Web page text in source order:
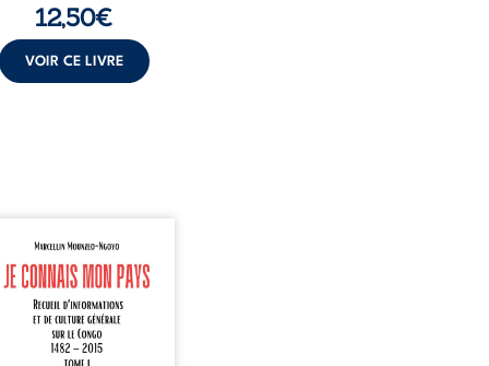
12,50€
VOIR CE LIVRE
mon pays se
comme une œuvre de
et d’éveil civique,
à raviver la mémoire
En retraçant les
étapes de l’histoire
il entend combattre